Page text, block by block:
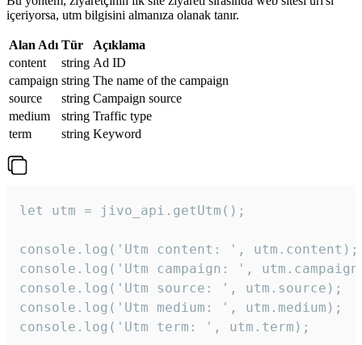
içeriyorsa, utm bilgisini almanıza olanak tanır.
Alan Adı Tür
Açıklama
content
string Ad ID
campaign string The name of the campaign
source
string Campaign source
medium
string Traffic type
term
string Keyword
let utm = jivo_api.getUtm();
console.log('Utm content: ', utm.content);
console.log('Utm campaign: ',
console.log('Utm source: ', utm.source);
console.log('Utm medium: ', utm.medium);
console.log('Utm term: ', utm.term);